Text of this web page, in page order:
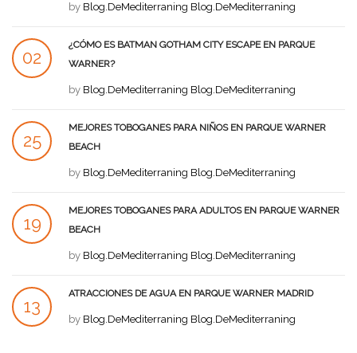
by Blog.DeMediterraning Blog.DeMediterraning
02
¿CÓMO ES BATMAN GOTHAM CITY ESCAPE EN PARQUE
WARNER?
by Blog.DeMediterraning Blog.DeMediterraning
25
MEJORES TOBOGANES PARA NIÑOS EN PARQUE WARNER
BEACH
by Blog.DeMediterraning Blog.DeMediterraning
19
MEJORES TOBOGANES PARA ADULTOS EN PARQUE WARNER
BEACH
by Blog.DeMediterraning Blog.DeMediterraning
13
ATRACCIONES DE AGUA EN PARQUE WARNER MADRID
by Blog.DeMediterraning Blog.DeMediterraning